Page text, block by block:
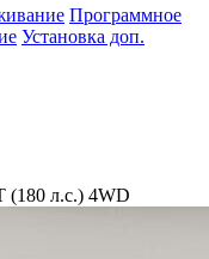
Программное
Установка доп.
(180 л.с.) 4WD